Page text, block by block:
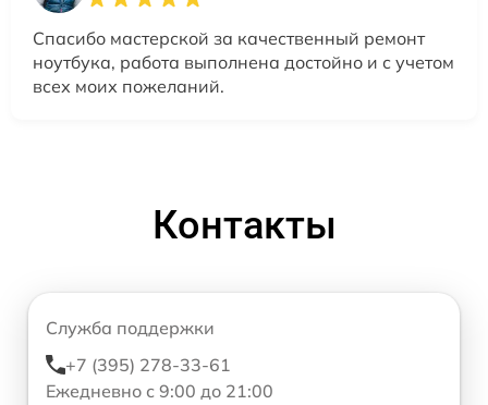
Спасибо мастерской за качественный ремонт
ноутбука, работа выполнена достойно и с учетом
всех моих пожеланий.
Контакты
Служба поддержки
+7 (395) 278-33-61
Ежедневно с 9:00 до 21:00